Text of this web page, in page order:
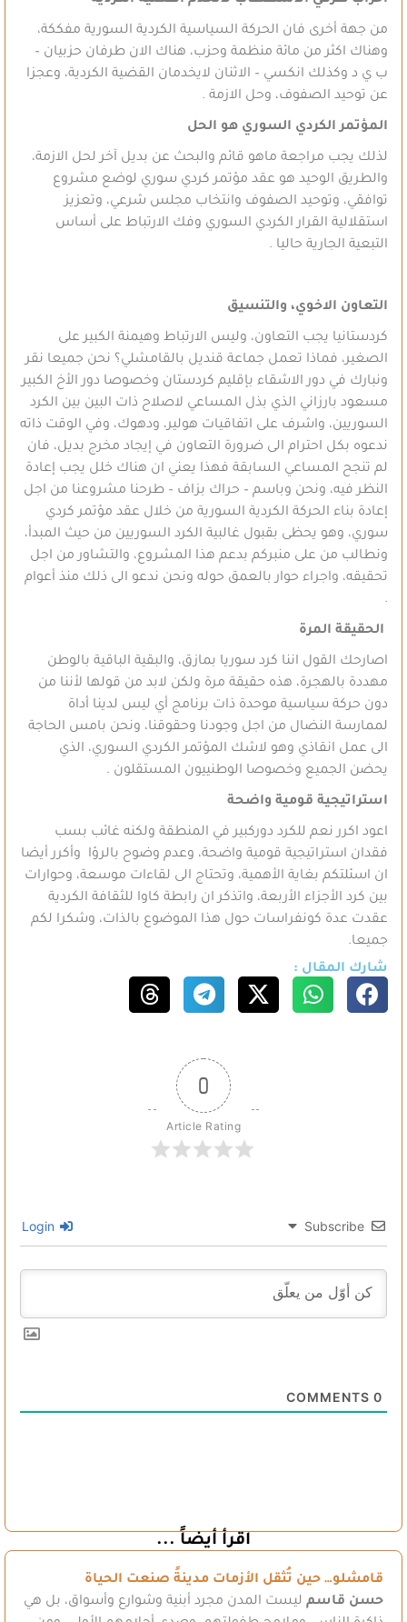
من جهة أخرى فان الحركة السياسية الكردية السورية مفككة،
وهناك اكثر من مائة منظمة وحزب، هناك الان طرفان حزبيان –
ب ي د وكذلك انكسي – الاثنان لايخدمان القضية الكردية، وعجزا
عن توحيد الصفوف، وحل الازمة .
المؤتمر الكردي السوري هو الحل
لذلك يجب مراجعة ماهو قائم والبحث عن بديل آخر لحل الازمة،
والطريق الوحيد هو عقد مؤتمر كردي سوري لوضع مشروع
توافقي، وتوحيد الصفوف وانتخاب مجلس شرعي، وتعزيز
استقلالية القرار الكردي السوري وفك الارتباط على أساس
التبعية الجارية حاليا .
التعاون الاخوي، والتنسيق
كردستانيا يجب التعاون، وليس الارتباط وهيمنة الكبير على
الصغير، فماذا تعمل جماعة قنديل بالقامشلي؟ نحن جميعا نقر
ونبارك في دور الاشقاء بإقليم كردستان وخصوصا دور الأخ الكبير
مسعود بارزاني الذي بذل المساعي لاصلاح ذات البين بين الكرد
السوريين، واشرف على اتفاقيات هولير، ودهوك، وفي الوقت ذاته
ندعوه بكل احترام الى ضرورة التعاون في إيجاد مخرج بديل، فان
لم تنجح المساعي السابقة فهذا يعني ان هناك خلل يجب إعادة
النظر فيه، ونحن وباسم – حراك بزاف – طرحنا مشروعنا من اجل
إعادة بناء الحركة الكردية السورية من خلال عقد مؤتمر كردي
سوري، وهو يحظى بقبول غالبية الكرد السوريين من حيث المبدأ،
ونطالب من على منبركم بدعم هذا المشروع، والتشاور من اجل
تحقيقه، واجراء حوار بالعمق حوله ونحن ندعو الى ذلك منذ أعوام
.
الحقيقة المرة
اصارحك القول اننا كرد سوريا بمازق، والبقية الباقية بالوطن
مهددة بالهجرة، هذه حقيقة مرة ولكن لابد من قولها لأننا من
دون حركة سياسية موحدة ذات برنامج أي ليس لدينا أداة
لممارسة النضال من اجل وجودنا وحقوقنا، ونحن بامس الحاجة
الى عمل انقاذي وهو لاشك المؤتمر الكردي السوري، الذي
يحضن الجميع وخصوصا الوطنييون المستقلون .
استراتيجية قومية واضحة
اعود اكرر نعم للكرد دوركبير في المنطقة ولكنه غائب بسب
فقدان استراتيجية قومية واضحة، وعدم وضوح بالرؤا وأكرر أيضا
ان اسئلتكم بغاية الأهمية، وتحتاج الى لقاءات موسعة، وحوارات
بين كرد الأجزاء الأربعة، واتذكر ان رابطة كاوا للثقافة الكردية
عقدت عدة كونفراسات حول هذا الموضوع بالذات، وشكرا لكم
جميعا.
شارك المقال :
0
Article Rating
Subscribe
0
اقرأ أيضاً ...
قامشلو… حين تُثقل الأزمات مدينةً صنعت الحياة
حسن قاسم ليست المدن مجرد أبنية وشوارع وأسواق، بل هي